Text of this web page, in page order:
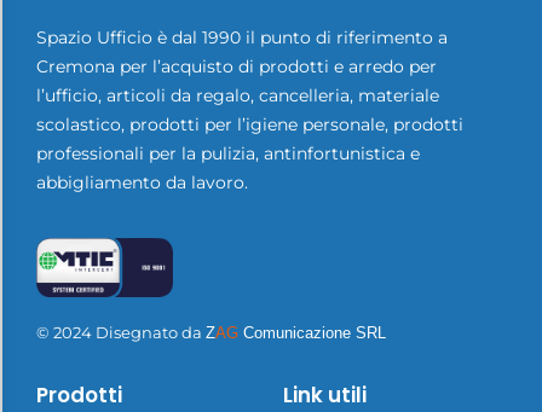
Spazio Ufficio è dal 1990 il punto di riferimento a
Cremona per l’acquisto di prodotti e arredo per
l’ufficio, articoli da regalo, cancelleria, materiale
scolastico, prodotti per l’igiene personale, prodotti
professionali per la pulizia, antinfortunistica e
abbigliamento da lavoro.
© 2024 Disegnato da ZAG Comunicazione SRL
Prodotti Link utili